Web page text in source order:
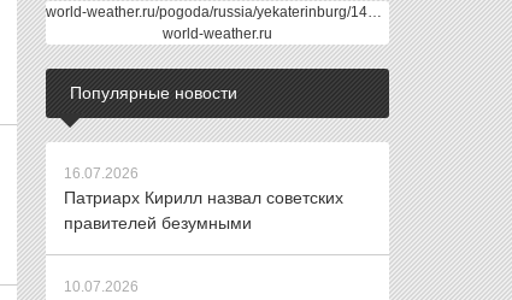
world-weather.ru/pogoda/russia/yekaterinburg/14days/
world-weather.ru
Популярные новости
16.07.2026
Патриарх Кирилл назвал советских
правителей безумными
10.07.2026